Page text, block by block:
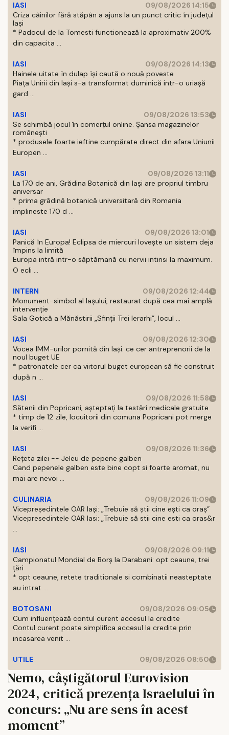
IASI
09/08/2026 14:15
Criza câinilor fără stăpân a ajuns la un punct critic în județul
Iași
* Padocul de la Tomesti functionează la aproximativ 200%
din capacita ...
IASI
09/08/2026 14:13
Hainele uitate în dulap îşi caută o nouă poveste
Piaţa Unirii din Iaşi s-a transformat duminică intr-o uriaşă
gard ...
IASI
09/08/2026 13:53
Se schimbă jocul în comerțul online. Șansa magazinelor
românești
* produsele foarte ieftine cumpărate direct din afara Uniunii
Europen ...
IASI
09/08/2026 13:11
La 170 de ani, Grădina Botanică din Iași are propriul timbru
aniversar
* prima grădină botanică universitară din Romania
implineste 170 d ...
IASI
09/08/2026 13:01
Panică în Europa! Eclipsa de miercuri lovește un sistem deja
împins la limită
Europa intră intr-o săptămană cu nervii intinsi la maximum.
O ecli ...
INTERN
09/08/2026 12:44
Monument-simbol al Iaşului, restaurat după cea mai amplă
intervenţie
Sala Gotică a Mănăstirii „Sfinţii Trei Ierarhi”, locul ...
IASI
09/08/2026 12:30
Vocea IMM-urilor pornită din Iași: ce cer antreprenorii de la
noul buget UE
* patronatele cer ca viitorul buget european să fie construit
după n ...
IASI
09/08/2026 11:58
Sătenii din Popricani, așteptați la testări medicale gratuite
* timp de 12 zile, locuitorii din comuna Popricani pot merge
la verifi ...
IASI
09/08/2026 11:36
Rețeta zilei -- Jeleu de pepene galben
Cand pepenele galben este bine copt si foarte aromat, nu
mai are nevoi ...
CULINARIA
09/08/2026 11:09
Vicepreședintele OAR Iași: „Trebuie să știi cine ești ca oraș”
Vicepresedintele OAR Iasi: „Trebuie să stii cine esti ca oras&r
...
IASI
09/08/2026 09:11
Campionatul Mondial de Borș la Darabani: opt ceaune, trei
țări
* opt ceaune, retete traditionale si combinatii neasteptate
au intrat ...
BOTOSANI
09/08/2026 09:05
Cum influențează contul curent accesul la credite
Contul curent poate simplifica accesul la credite prin
incasarea venit ...
UTILE 09/08/2026 08:50
Nemo, câștigătorul Eurovision
2024, critică prezența Israelului în
concurs: „Nu are sens în acest
moment”